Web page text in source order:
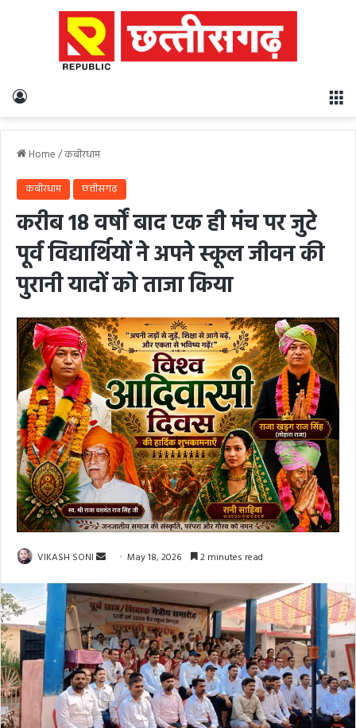
Home/कबीरधाम
कबीरधाम छत्तीसगढ़
करीब 18 वर्षों बाद एक ही मंच पर जुटे
पूर्व विद्यार्थियों ने अपने स्कूल जीवन की
पुरानी यादों को ताजा किया
VIKASH SONI
Send
email
May 18, 2026 2 minutes read